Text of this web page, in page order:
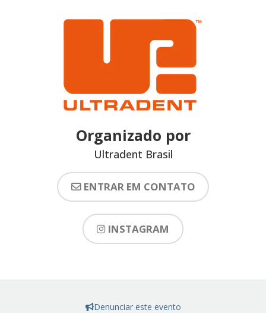
Organizado por
Ultradent Brasil
ENTRAR EM CONTATO
INSTAGRAM
Denunciar este evento